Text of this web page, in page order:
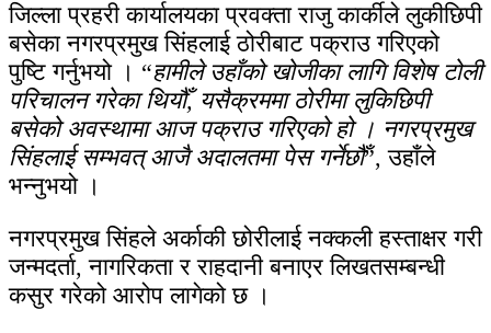
जिल्ला प्रहरी कार्यालयका प्रवक्ता राजु कार्कीले लुकीछिपी
बसेका नगरप्रमुख सिंहलाई ठोरीबाट पक्राउ गरिएको
पुष्टि गर्नुभयो । “हामीले उहाँको खोजीका लागि विशेष टोली
परिचालन गरेका थियौँ, यसैक्रममा ठोरीमा लुकिछिपी
बसेको अवस्थामा आज पक्राउ गरिएको हो । नगरप्रमुख
सिंहलाई सम्भवत् आजै अदालतमा पेस गर्नेछौँ”, उहाँले
भन्नुभयो ।
नगरप्रमुख सिंहले अर्काकी छोरीलाई नक्कली हस्ताक्षर गरी
जन्मदर्ता, नागरिकता र राहदानी बनाएर लिखतसम्बन्धी
कसुर गरेको आरोप लागेको छ ।